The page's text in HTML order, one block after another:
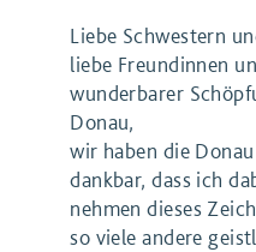
Liebe Schwestern
liebe Freundinnen
wunderbarer
Donau,
wir haben die
dankbar, dass ich
nehmen dieses
so viele andere